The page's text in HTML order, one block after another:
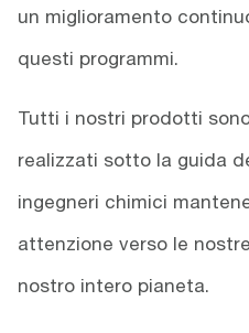
un miglioramento
questi programmi.
Tutti i nostri prodotti
realizzati sotto la guida
ingegneri chimici
attenzione verso le
nostro intero pianeta.